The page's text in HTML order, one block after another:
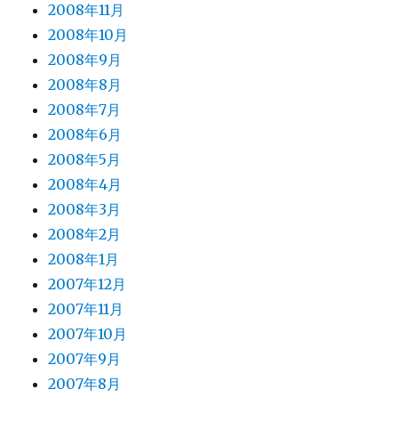
2008年11月
2008年10月
2008年9月
2008年8月
2008年7月
2008年6月
2008年5月
2008年4月
2008年3月
2008年2月
2008年1月
2007年12月
2007年11月
2007年10月
2007年9月
2007年8月